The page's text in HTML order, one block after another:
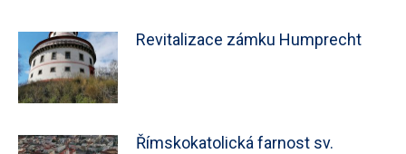
Revitalizace zámku Humprecht
Římskokatolická farnost sv.